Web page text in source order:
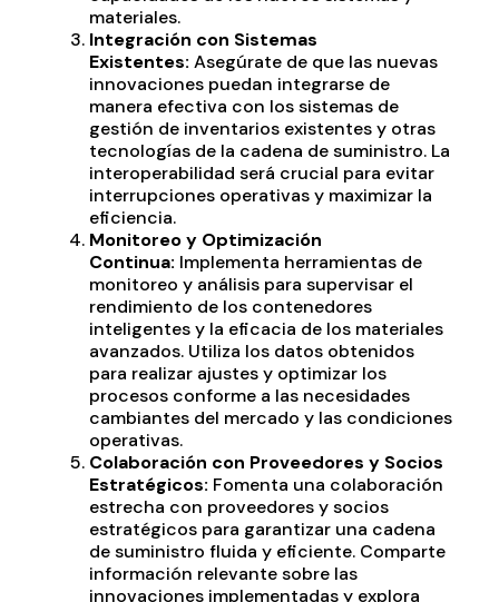
materiales.
Integración con Sistemas
Existentes: Asegúrate de que las nuevas
innovaciones puedan integrarse de
manera efectiva con los sistemas de
gestión de inventarios existentes y otras
tecnologías de la cadena de suministro. La
interoperabilidad será crucial para evitar
interrupciones operativas y maximizar la
eficiencia.
Monitoreo y Optimización
Continua: Implementa herramientas de
monitoreo y análisis para supervisar el
rendimiento de los contenedores
inteligentes y la eficacia de los materiales
avanzados. Utiliza los datos obtenidos
para realizar ajustes y optimizar los
procesos conforme a las necesidades
cambiantes del mercado y las condiciones
operativas.
Colaboración con Proveedores y Socios
Estratégicos: Fomenta una colaboración
estrecha con proveedores y socios
estratégicos para garantizar una cadena
de suministro fluida y eficiente. Comparte
información relevante sobre las
innovaciones implementadas y explora